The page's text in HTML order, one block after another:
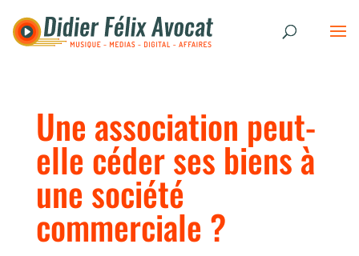
Une association peut-
elle céder ses biens à
une société
commerciale ?